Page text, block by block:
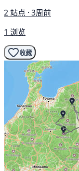
2 站点 · 3周前
1 浏览
收藏